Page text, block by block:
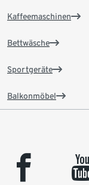
Kaffeemaschinen
Bettwäsche
Sportgeräte
Balkonmöbel
facebook